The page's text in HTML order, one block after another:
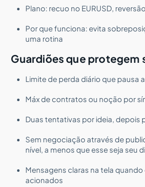
Plano: recuo no EURUSD,
Por que funciona: evita
uma rotina
Guardiões que protegem
Limite de perda diário que pausa
Máx de contratos ou noção por
Duas tentativas por ideia, depois
Sem negociação através de
nível, a menos que esse seja seu
Mensagens claras na tela quando
acionados